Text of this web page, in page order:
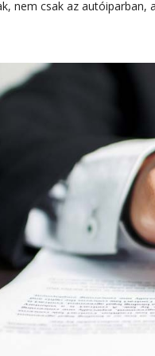
nem csak az autóiparban,